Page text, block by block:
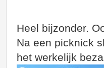
Heel bijzonder.
Na een picknick
het werkelijk